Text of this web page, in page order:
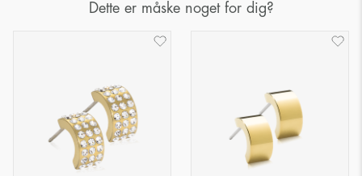
Dette er måske noget for dig?